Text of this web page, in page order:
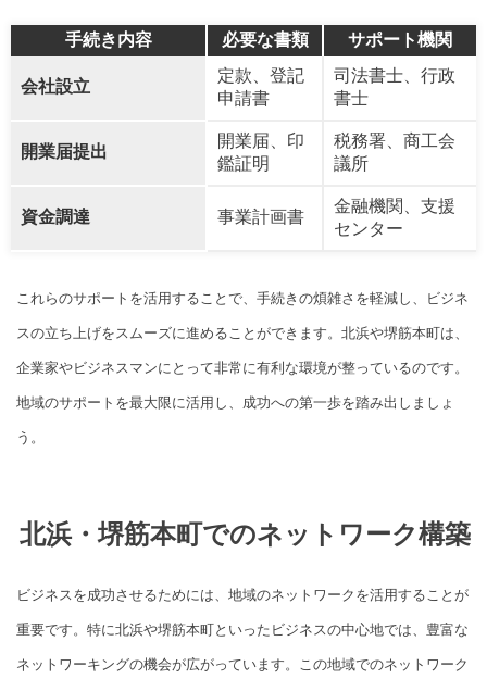
手続き内容 必要な書類 サポート機関
会社設立
定款、登記
申請書
司法書士、行政
書士
開業届提出
開業届、印
鑑証明
税務署、商工会
議所
資金調達 事業計画書
金融機関、支援
センター
これらのサポートを活用することで、手続きの煩雑さを軽減し、ビジネ
スの立ち上げをスムーズに進めることができます。北浜や堺筋本町は、
企業家やビジネスマンにとって非常に有利な環境が整っているのです。
地域のサポートを最大限に活用し、成功への第一歩を踏み出しましょ
う。
北浜・堺筋本町でのネットワーク構築
ビジネスを成功させるためには、地域のネットワークを活用することが
重要です。特に北浜や堺筋本町といったビジネスの中心地では、豊富な
ネットワーキングの機会が広がっています。この地域でのネットワーク